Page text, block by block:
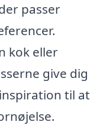
passer
kok eller
give dig
til at